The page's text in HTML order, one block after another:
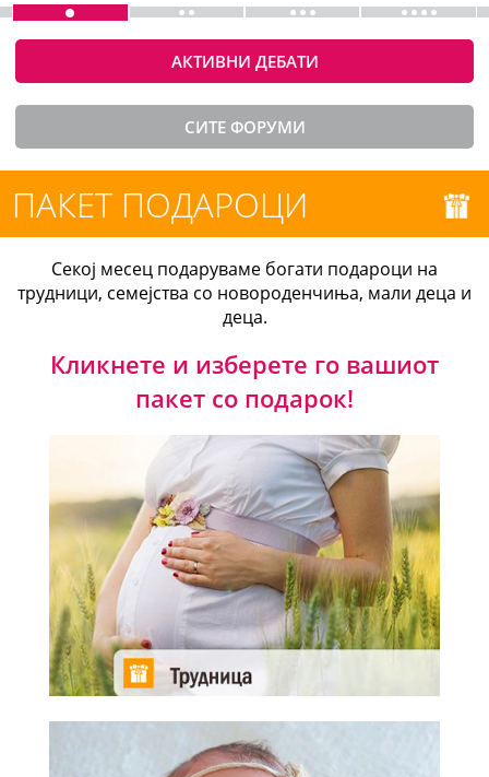
АКТИВНИ ДЕБАТИ
СИТЕ ФОРУМИ
ПАКЕТ ПОДАРОЦИ
Секој месец подаруваме богати подароци на
трудници, семејства со новороденчиња, мали деца и
деца.
Кликнете и изберете го вашиот
пакет со подарок!